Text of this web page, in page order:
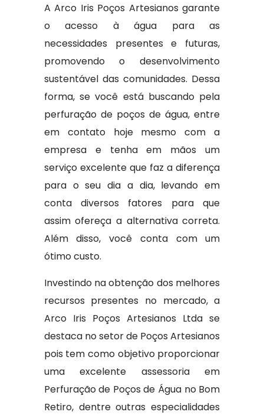
A Arco Iris Poços Artesianos garante
o acesso à água para as
necessidades presentes e futuras,
promovendo o desenvolvimento
sustentável das comunidades. Dessa
forma, se você está buscando pela
perfuração de poços de água, entre
em contato hoje mesmo com a
empresa e tenha em mãos um
serviço excelente que faz a diferença
para o seu dia a dia, levando em
conta diversos fatores para que
assim ofereça a alternativa correta.
Além disso, você conta com um
ótimo custo.
Investindo na obtenção dos melhores
recursos presentes no mercado, a
Arco Iris Poços Artesianos Ltda se
destaca no setor de Poços Artesianos
pois tem como objetivo proporcionar
uma excelente assessoria em
Perfuração de Poços de Água no Bom
Retiro, dentre outras especialidades